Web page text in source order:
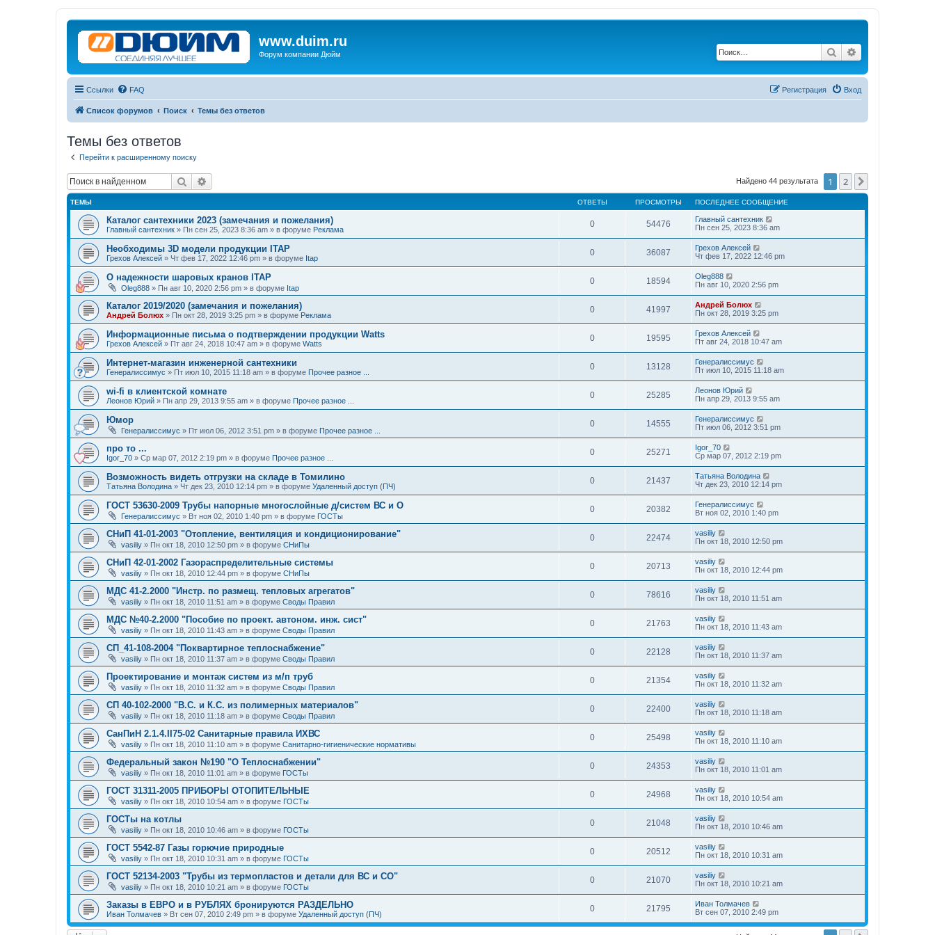
www.duim.ru
Форум компании Дюйм Поиск
Ссылки FAQ Вход
Регистрация
Список форумов Поиск Темы без ответов
Темы без ответов
Перейти к расширенному поиску
Поиск Найдено 44 результата 1 2
ТЕМЫ ОТВЕТЫ ПРОСМОТРЫ ПОСЛЕДНЕЕ СООБЩЕНИЕ
Каталог сантехники 2023 (замечания и пожелания)
Главный сантехник » Пн сен 25, 2023 8:36 am » в форуме Реклама
0 54476
Главный сантехник
Пн сен 25, 2023 8:36 am
Необходимы 3D модели продукции ITAP
Грехов Алексей » Чт фев 17, 2022 12:46 pm » в форуме Itap
0 36087
Грехов Алексей
Чт фев 17, 2022 12:46 pm
О надежности шаровых кранов ITAP
Oleg888 » Пн авг 10, 2020 2:56 pm » в форуме Itap
0 18594
Oleg888
Пн авг 10, 2020 2:56 pm
Каталог 2019/2020 (замечания и пожелания)
Андрей Болюх » Пн окт 28, 2019 3:25 pm » в форуме Реклама
0 41997
Андрей Болюх
Пн окт 28, 2019 3:25 pm
Информационные письма о подтверждении продукции Watts
Грехов Алексей » Пт авг 24, 2018 10:47 am » в форуме Watts
0 19595
Грехов Алексей
Пт авг 24, 2018 10:47 am
Интернет-магазин инженерной сантехники
Генералиссимус » Пт июл 10, 2015 11:18 am » в форуме Прочее разное ...
0 13128
Генералиссимус
Пт июл 10, 2015 11:18 am
wi-fi в клиентской комнате
Леонов Юрий » Пн апр 29, 2013 9:55 am » в форуме Прочее разное ...
0 25285
Леонов Юрий
Пн апр 29, 2013 9:55 am
Юмор
Генералиссимус » Пт июл 06, 2012 3:51 pm » в форуме Прочее разное ...
0 14555
Генералиссимус
Пт июл 06, 2012 3:51 pm
про то ...
Igor_70 » Ср мар 07, 2012 2:19 pm » в форуме Прочее разное ...
0 25271
Igor_70
Ср мар 07, 2012 2:19 pm
Возможность видеть отгрузки на складе в Томилино
Татьяна Володина » Чт дек 23, 2010 12:14 pm » в форуме Удаленный доступ (ПЧ)
0 21437
Татьяна Володина
Чт дек 23, 2010 12:14 pm
ГОСТ 53630-2009 Трубы напорные многослойные д/систем ВС и О
Генералиссимус » Вт ноя 02, 2010 1:40 pm » в форуме ГОСТы
0 20382
Генералиссимус
Вт ноя 02, 2010 1:40 pm
СНиП 41-01-2003 "Отопление, вентиляция и кондиционирование"
vasiliy » Пн окт 18, 2010 12:50 pm » в форуме СНиПы
0 22474
vasiliy
Пн окт 18, 2010 12:50 pm
СНиП 42-01-2002 Газораспределительные системы
vasiliy » Пн окт 18, 2010 12:44 pm » в форуме СНиПы
0 20713
vasiliy
Пн окт 18, 2010 12:44 pm
МДС 41-2.2000 "Инстр. по размещ. тепловых агрегатов"
vasiliy » Пн окт 18, 2010 11:51 am » в форуме Своды Правил
0 78616
vasiliy
Пн окт 18, 2010 11:51 am
МДС №40-2.2000 "Пособие по проект. автоном. инж. сист"
vasiliy » Пн окт 18, 2010 11:43 am » в форуме Своды Правил
0 21763
vasiliy
Пн окт 18, 2010 11:43 am
СП_41-108-2004 "Поквартирное теплоснабжение"
vasiliy » Пн окт 18, 2010 11:37 am » в форуме Своды Правил
0 22128
vasiliy
Пн окт 18, 2010 11:37 am
Проектирование и монтаж систем из м/п труб
vasiliy » Пн окт 18, 2010 11:32 am » в форуме Своды Правил
0 21354
vasiliy
Пн окт 18, 2010 11:32 am
СП 40-102-2000 "В.С. и К.С. из полимерных материалов"
vasiliy » Пн окт 18, 2010 11:18 am » в форуме Своды Правил
0 22400
vasiliy
Пн окт 18, 2010 11:18 am
СанПиН 2.1.4.II75-02 Санитарные правила ИХВС
vasiliy » Пн окт 18, 2010 11:10 am » в форуме Санитарно-гигиенические нормативы
0 25498
vasiliy
Пн окт 18, 2010 11:10 am
Федеральный закон №190 "О Теплоснабжении"
vasiliy » Пн окт 18, 2010 11:01 am » в форуме ГОСТы
0 24353
vasiliy
Пн окт 18, 2010 11:01 am
ГОСТ 31311-2005 ПРИБОРЫ ОТОПИТЕЛЬНЫЕ
vasiliy » Пн окт 18, 2010 10:54 am » в форуме ГОСТы
0 24968
vasiliy
Пн окт 18, 2010 10:54 am
ГОСТы на котлы
vasiliy » Пн окт 18, 2010 10:46 am » в форуме ГОСТы
0 21048
vasiliy
Пн окт 18, 2010 10:46 am
ГОСТ 5542-87 Газы горючие природные
vasiliy » Пн окт 18, 2010 10:31 am » в форуме ГОСТы
0 20512
vasiliy
Пн окт 18, 2010 10:31 am
ГОСТ 52134-2003 "Трубы из термопластов и детали для ВС и СО"
vasiliy » Пн окт 18, 2010 10:21 am » в форуме ГОСТы
0 21070
vasiliy
Пн окт 18, 2010 10:21 am
Заказы в ЕВРО и в РУБЛЯХ бронируются РАЗДЕЛЬНО
Иван Толмачев » Вт сен 07, 2010 2:49 pm » в форуме Удаленный доступ (ПЧ)
0 21795
Иван Толмачев
Вт сен 07, 2010 2:49 pm